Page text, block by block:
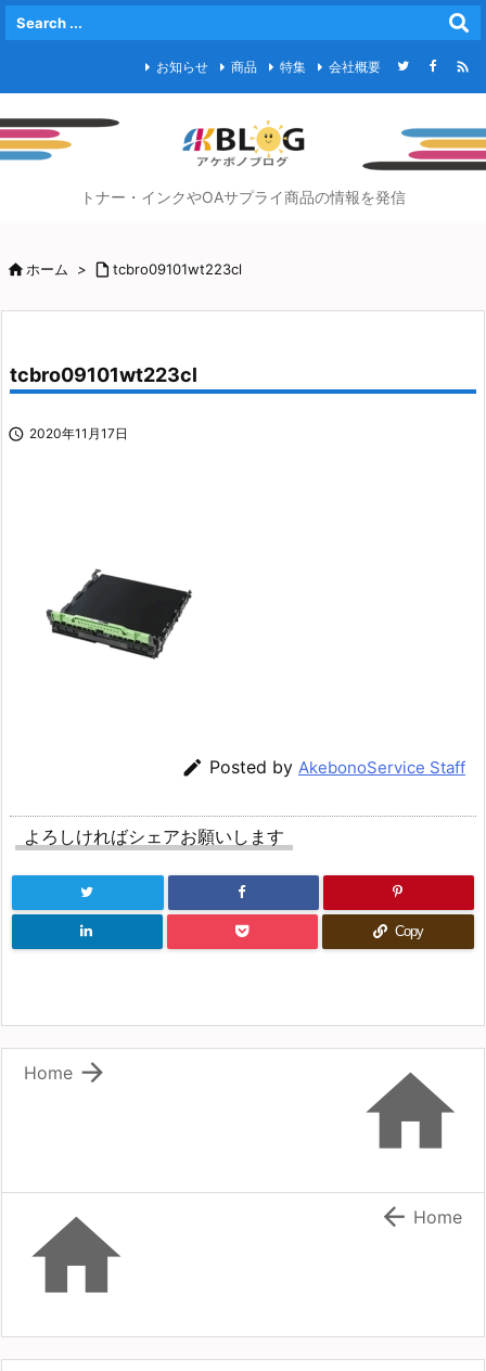
お知らせ 商品 特集 会社概要 
トナー・インクやOAサプライ商品の情報を発信
ホーム >  tcbro09101wt223cl
tcbro09101wt223cl
 2020年11月17日
 Posted by AkebonoService Staff
よろしければシェアお願いします
Copy


Home
  Home